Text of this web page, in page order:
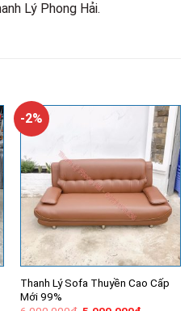
Lý Phong Hải.
-2%
Thanh Lý Sofa Thuyền Cao Cấp
Mới 99%